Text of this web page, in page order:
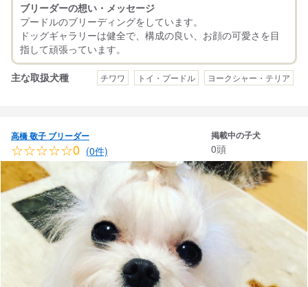
ブリーダーの想い・メッセージ
プードルのブリーディングをしています。
ドッグギャラリーは健全で、構成の良い、お顔の可愛さを目
主な取扱犬種 チワワ トイ・プードル ヨークシャー・テリア
高橋 敬子 ブリーダー
☆☆☆☆☆0 (0件)
掲載中の子犬
0頭